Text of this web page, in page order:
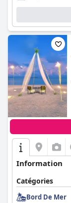
Information
Catégories
Bord De Mer